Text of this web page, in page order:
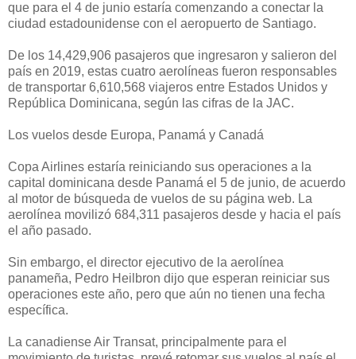
que para el 4 de junio estaría comenzando a conectar la
ciudad estadounidense con el aeropuerto de Santiago.
De los 14,429,906 pasajeros que ingresaron y salieron del
país en 2019, estas cuatro aerolíneas fueron responsables
de transportar 6,610,568 viajeros entre Estados Unidos y
República Dominicana, según las cifras de la JAC.
Los vuelos desde Europa, Panamá y Canadá
Copa Airlines estaría reiniciando sus operaciones a la
capital dominicana desde Panamá el 5 de junio, de acuerdo
al motor de búsqueda de vuelos de su página web. La
aerolínea movilizó 684,311 pasajeros desde y hacia el país
el año pasado.
Sin embargo, el director ejecutivo de la aerolínea
panameña, Pedro Heilbron dijo que esperan reiniciar sus
operaciones este año, pero que aún no tienen una fecha
específica.
La canadiense Air Transat, principalmente para el